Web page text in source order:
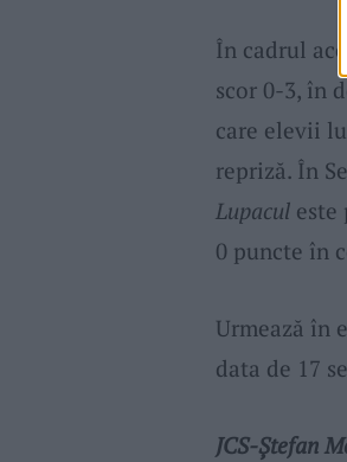
În cadrul
scor 0-3, în
care elevii
repriză. În
Lupaculeste
0 puncte în
Urmează în
data de 17
JCS-Ștefan